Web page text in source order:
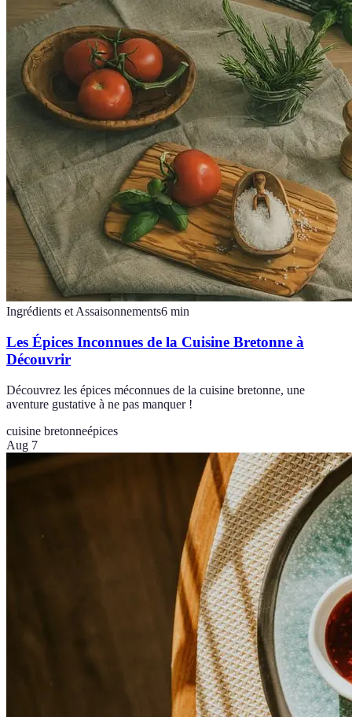
Ingrédients et Assaisonnements6 min
Les Épices Inconnues de la Cuisine Bretonne à
Découvrir
Découvrez les épices méconnues de la cuisine bretonne, une
aventure gustative à ne pas manquer !
cuisine bretonneépices
Aug 7